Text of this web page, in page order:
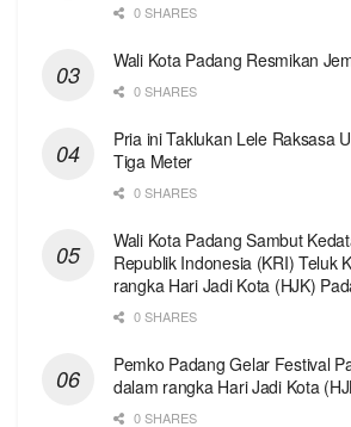
0 SHARES
Wali Kota Padang Resmikan
0 SHARES
Pria ini Taklukan Lele Raksasa
Tiga Meter
0 SHARES
Wali Kota Padang Sambut
Republik Indonesia (KRI) Teluk
rangka Hari Jadi Kota (HJK)
0 SHARES
Pemko Padang Gelar Festival
dalam rangka Hari Jadi Kota
0 SHARES